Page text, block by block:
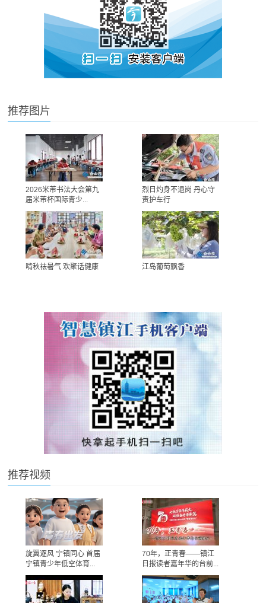
推荐图片
2026米芾书法大会第九
届米芾杯国际青少...
烈日灼身不退岗 丹心守
责护车行
啃秋祛暑气 欢聚话健康 江岛葡萄飘香
推荐视频
旋翼逐风 宁镇同心 首届
宁镇青少年低空体育...
70年，正青春——镇江
日报读者嘉年华的台前...